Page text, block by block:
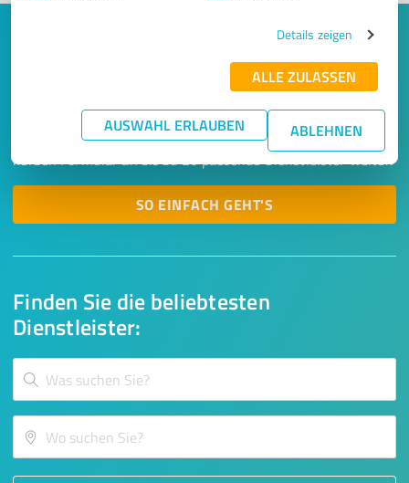
Details zeigen
ALLE ZULASSEN
AUSWAHL ERLAUBEN ABLEHNEN
Finden Sie die beliebtesten
Dienstleister:
Keine Zeit für lange Recherchen und E-
Mails? Jetzt Angebote empfangen!
Lassen Sie sich einfach von passenden Experten in Ihrer
Nähe kontaktieren! Wir leiten Ihr Anliegen aus einem
kurzen Formular an bis zu 20 passende Dienstleister weiter.
SO EINFACH GEHT'S